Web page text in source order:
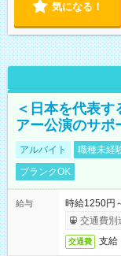
気になる！
＜日本を代表
アー公演のサポ
アルバイト 職種未経
ブランクOK
給与
時給1250円
交通費別
交通費 支給